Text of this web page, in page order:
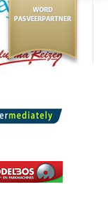
WORD
PASVEERPARTNER